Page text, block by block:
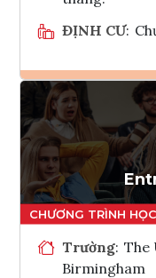
ĐỊNH CƯ:
Trường: The
Birmingham